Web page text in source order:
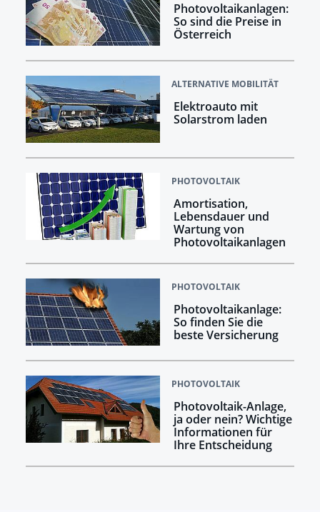
Photovoltaikanlagen:
So sind die Preise in
Österreich
ALTERNATIVE MOBILITÄT
Elektroauto mit
Solarstrom laden
PHOTOVOLTAIK
Amortisation,
Lebensdauer und
Wartung von
Photovoltaikanlagen
PHOTOVOLTAIK
Photovoltaikanlage:
So finden Sie die
beste Versicherung
PHOTOVOLTAIK
Photovoltaik-Anlage,
ja oder nein? Wichtige
Informationen für
Ihre Entscheidung